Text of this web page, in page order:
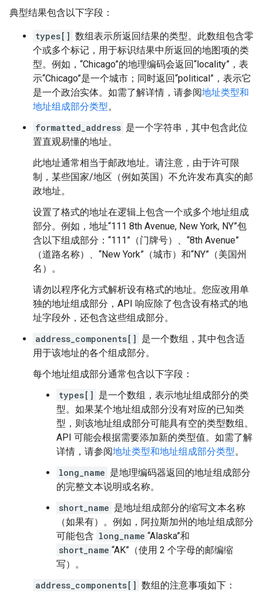
典型结果包含以下字段：
types[] 数组表示所返回结果的类型。 此数组包含零
个或多个标记，用于标识结果中所返回的地图项的类
型。例如，“Chicago”的地理编码会返回“locality”，表
示“Chicago”是一个城市；同时返回“political”，表示它
是一个政治实体。如需了解详情，请参阅地址类型和
地址组成部分类型。
formatted_address 是一个字符串，其中包含此位
置直观易懂的地址。
此地址通常相当于邮政地址。请注意，由于许可限
制，某些国家/地区（例如英国）不允许发布真实的邮
政地址。
设置了格式的地址在逻辑上包含一个或多个地址组成
部分。 例如，地址“111 8th Avenue, New York, NY”包
含以下组成部分：“111”（门牌号）、“8th Avenue”
（道路名称）、“New York”（城市）和“NY”（美国州
名）。
请勿以程序化方式解析设有格式的地址。您应改用单
独的地址组成部分，API 响应除了包含设有格式的地
址字段外，还包含这些组成部分。
address_components[] 是一个数组，其中包含适
用于该地址的各个组成部分。
每个地址组成部分通常包含以下字段：
types[] 是一个数组，表示地址组成部分的类
型。 如果某个地址组成部分没有对应的已知类
型，则该地址组成部分可能具有空的类型数组。
API 可能会根据需要添加新的类型值。如需了解
详情，请参阅地址类型和地址组成部分类型。
long_name 是地理编码器返回的地址组成部分
的完整文本说明或名称。
short_name 是地址组成部分的缩写文本名称
（如果有）。例如，阿拉斯加州的地址组成部分
可能包含 long_name “Alaska”和
short_name “AK”（使用 2 个字母的邮编缩
写）。
address_components[] 数组的注意事项如下：